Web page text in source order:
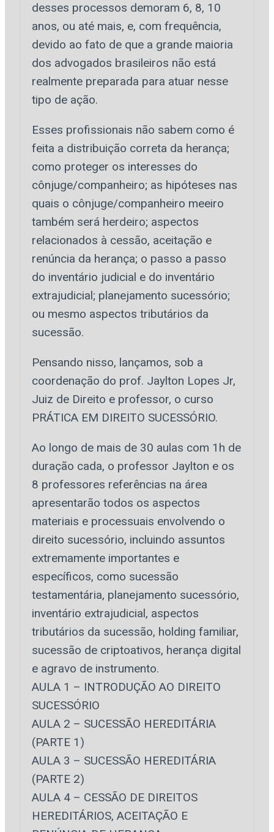
desses processos demoram 6, 8, 10
anos, ou até mais, e, com frequência,
devido ao fato de que a grande maioria
dos advogados brasileiros não está
realmente preparada para atuar nesse
tipo de ação.
Esses profissionais não sabem como é
feita a distribuição correta da herança;
como proteger os interesses do
cônjuge/companheiro; as hipóteses nas
quais o cônjuge/companheiro meeiro
também será herdeiro; aspectos
relacionados à cessão, aceitação e
renúncia da herança; o passo a passo
do inventário judicial e do inventário
extrajudicial; planejamento sucessório;
ou mesmo aspectos tributários da
sucessão.
Pensando nisso, lançamos, sob a
coordenação do prof. Jaylton Lopes Jr,
Juiz de Direito e professor, o curso
PRÁTICA EM DIREITO SUCESSÓRIO.
Ao longo de mais de 30 aulas com 1h de
duração cada, o professor Jaylton e os
8 professores referências na área
apresentarão todos os aspectos
materiais e processuais envolvendo o
direito sucessório, incluindo assuntos
extremamente importantes e
específicos, como sucessão
testamentária, planejamento sucessório,
inventário extrajudicial, aspectos
tributários da sucessão, holding familiar,
sucessão de criptoativos, herança digital
e agravo de instrumento.
AULA 1 – INTRODUÇÃO AO DIREITO
SUCESSÓRIO
AULA 2 – SUCESSÃO HEREDITÁRIA
(PARTE 1)
AULA 3 – SUCESSÃO HEREDITÁRIA
(PARTE 2)
AULA 4 – CESSÃO DE DIREITOS
HEREDITÁRIOS, ACEITAÇÃO E